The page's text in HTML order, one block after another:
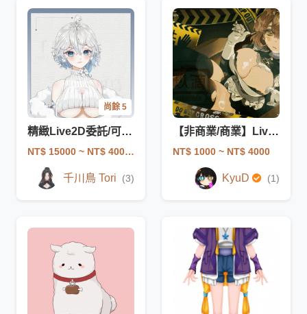
尚餘 5
精緻Live2D委託/可接一條龍
NT$ 15000 ~ NT$ 40000
千川鳥 Tori (3)
【非商業/商業】Live2D 動圖製作 / 合作繪師SRK
NT$ 1000 ~ NT$ 4000
KyuD (1)